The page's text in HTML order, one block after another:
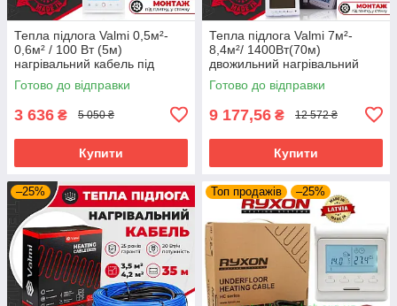
Тепла підлога Valmi 0,5м²-
0,6м² / 100 Вт (5м)
нагрівальний кабель під
плитку 20 Вт/м з
терморегулятором TWE02
Готово до відправки
3 636 ₴ 5 050 ₴
Купити
Тепла підлога Valmi 7м²-
8,4м²/ 1400Вт(70м)
двожильний нагрівальний
кабель 20 Вт/м з
терморегулятором Valmi P30
Готово до відправки
9 177,56 ₴ 12 572 ₴
Купити
–25% Топ продажів –25%